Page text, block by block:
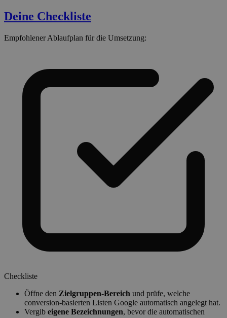
Deine Checkliste
Empfohlener Ablaufplan für die Umsetzung:
Checkliste
Öffne den Zielgruppen-Bereich und prüfe, welche
conversion-basierten Listen Google automatisch angelegt hat.
Vergib eigene Bezeichnungen, bevor die automatischen